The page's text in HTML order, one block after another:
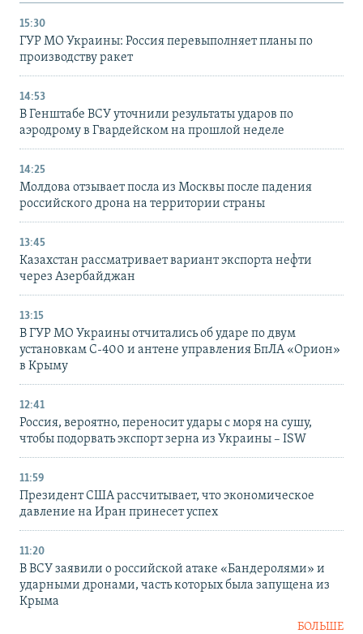
15:30
ГУР МО Украины: Россия перевыполняет планы по
производству ракет
14:53
В Генштабе ВСУ уточнили результаты ударов по
аэродрому в Гвардейском на прошлой неделе
14:25
Молдова отзывает посла из Москвы после падения
российского дрона на территории страны
13:45
Казахстан рассматривает вариант экспорта нефти
через Азербайджан
13:15
В ГУР МО Украины отчитались об ударе по двум
установкам С-400 и антене управления БпЛА «Орион»
в Крыму
12:41
Россия, вероятно, переносит удары с моря на сушу,
чтобы подорвать экспорт зерна из Украины – ISW
11:59
Президент США рассчитывает, что экономическое
давление на Иран принесет успех
11:20
В ВСУ заявили о российской атаке «Бандеролями» и
ударными дронами, часть которых была запущена из
Крыма
БОЛЬШЕ